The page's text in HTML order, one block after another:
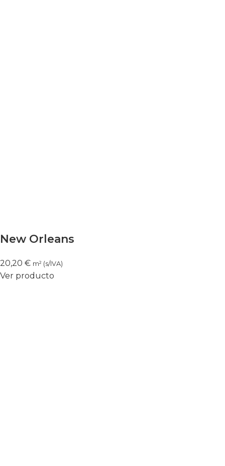
New Orleans
20,20 € m² (s/IVA)
Ver producto